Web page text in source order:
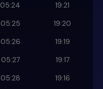
05:24
19:21
05:25
19:20
05:26
19:19
05:27
19:17
05:28
19:16